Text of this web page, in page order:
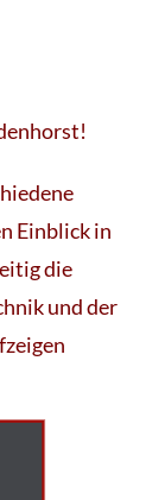
Einblick in
die
und der